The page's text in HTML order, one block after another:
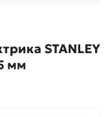
STANLEY
мм